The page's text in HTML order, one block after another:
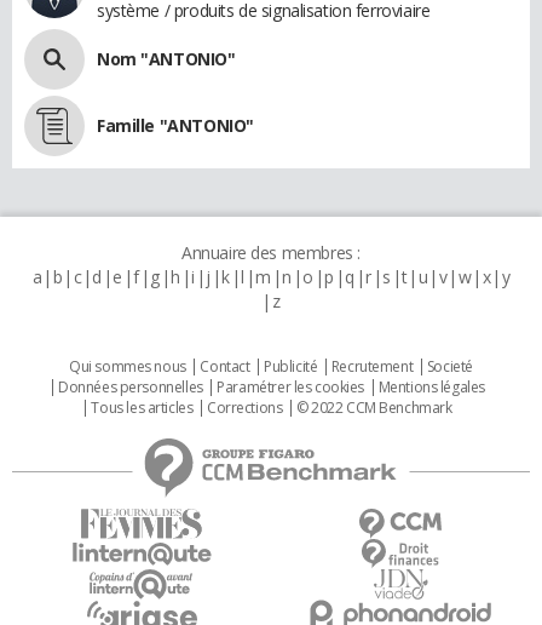
système / produits de signalisation ferroviaire
Nom "ANTONIO"
Famille "ANTONIO"
Annuaire des membres :
a b c d e f g h i j k l m n o p q r s t u v w x y
z
Qui sommes nous Contact Publicité Recrutement
Societé
Données personnelles
Paramétrer les cookies
Mentions légales
Tous les articles
Corrections © 2022 CCM Benchmark